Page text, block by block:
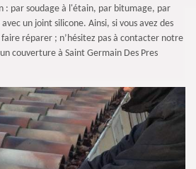
: par soudage à l'étain, par bitumage, par
un joint silicone. Ainsi, si vous avez des
réparer ; n’hésitez pas à contacter notre
couverture à Saint Germain Des Pres